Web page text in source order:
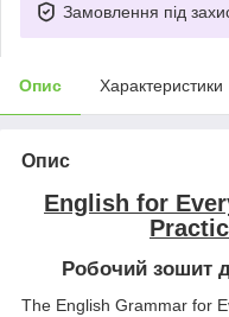
Замовлення під
Опис Характеристики
Опис
English for
Робочий зошит
The English Grammar for